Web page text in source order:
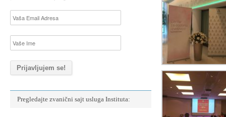
Pregledajte zvanični sajt usluga Instituta: